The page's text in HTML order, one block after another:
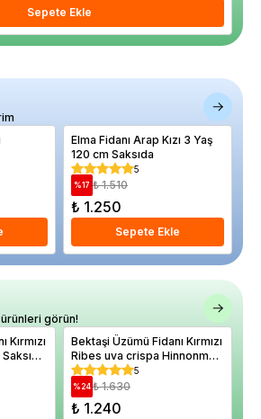
Sepete Ekle
Elma Fidanı Arap Kızı 3 Yaş
120 cm Saksıda
5
%17 ₺ 1.510
₺ 1.250
Sepete Ekle
görün!
Kırmızı
Bektaşi Üzümü Fidanı Kırmızı
Ribes uva crispa Hinnonmaki
Red Gül İthal5
%24 ₺ 1.630
₺ 1.240